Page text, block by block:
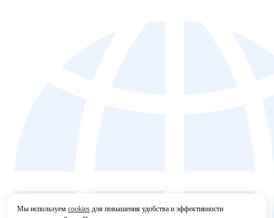
Мы используем cookies для повышения удобства и эффективности